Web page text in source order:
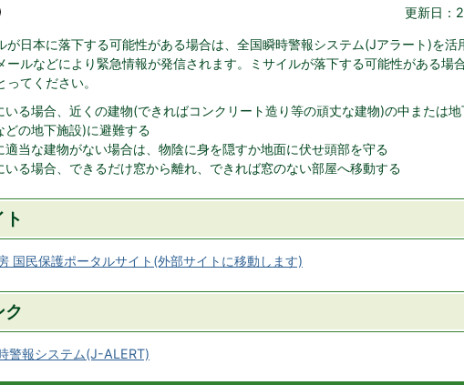
更新日：
が日本に落下する可能性がある場合は、全国瞬時警報システム(Jアラート)を活
ールなどにより緊急情報が発信されます。ミサイルが落下する可能性がある場
てください。
いる場合、近くの建物(できればコンクリート造り等の頑丈な建物)の中または
どの地下施設)に避難する
適当な建物がない場合は、物陰に身を隠すか地面に伏せ頭部を守る
いる場合、できるだけ窓から離れ、できれば窓のない部屋へ移動する
ト
国民保護ポータルサイト(外部サイトに移動します)
ク
警報システム(J-ALERT)